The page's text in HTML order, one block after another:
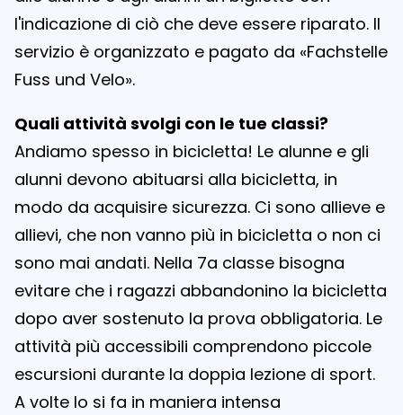
l'indicazione di ciò che deve essere riparato. Il
servizio è organizzato e pagato da «Fachstelle
Fuss und Velo».
Quali attività svolgi con le tue classi?
Andiamo spesso in bicicletta! Le alunne e gli
alunni devono abituarsi alla bicicletta, in
modo da acquisire sicurezza. Ci sono allieve e
allievi, che non vanno più in bicicletta o non ci
sono mai andati. Nella 7a classe bisogna
evitare che i ragazzi abbandonino la bicicletta
dopo aver sostenuto la prova obbligatoria. Le
attività più accessibili comprendono piccole
escursioni durante la doppia lezione di sport.
A volte lo si fa in maniera intensa